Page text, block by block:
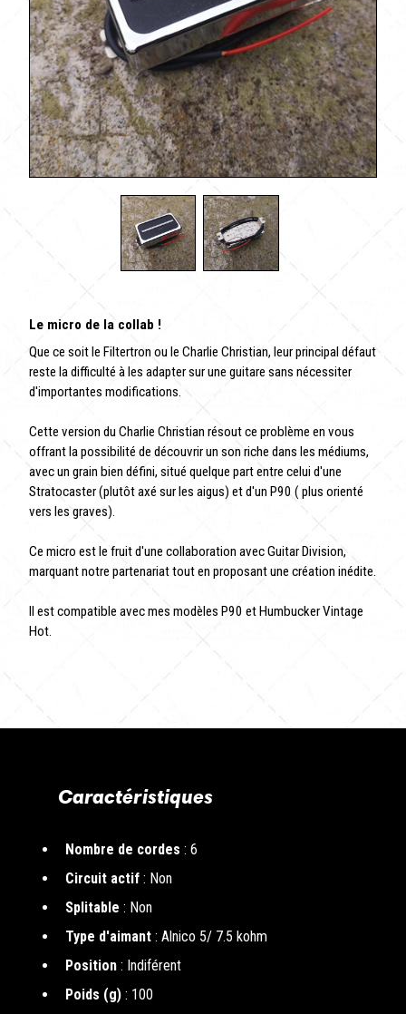
Le micro de la collab !
Que ce soit le Filtertron ou le Charlie Christian, leur principal défaut
reste la difficulté à les adapter sur une guitare sans nécessiter
d'importantes modifications.
Cette version du Charlie Christian résout ce problème en vous
offrant la possibilité de découvrir un son riche dans les médiums,
avec un grain bien défini, situé quelque part entre celui d'une
Stratocaster (plutôt axé sur les aigus) et d'un P90 ( plus orienté
vers les graves).
Ce micro est le fruit d'une collaboration avec Guitar Division,
marquant notre partenariat tout en proposant une création inédite.
Il est compatible avec mes modèles P90 et Humbucker Vintage
Hot.
Caractéristiques
Nombre de cordes : 6
Circuit actif : Non
Splitable : Non
Type d'aimant : Alnico 5/ 7.5 kohm
Position : Indiférent
Poids (g) : 100